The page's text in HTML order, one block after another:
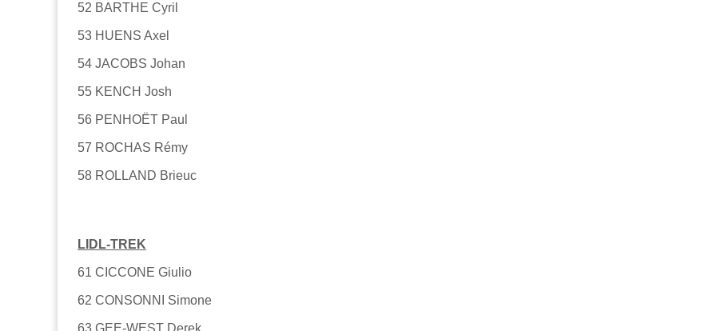
52 BARTHE Cyril
53 HUENS Axel
54 JACOBS Johan
55 KENCH Josh
56 PENHOËT Paul
57 ROCHAS Rémy
58 ROLLAND Brieuc
LIDL-TREK
61 CICCONE Giulio
62 CONSONNI Simone